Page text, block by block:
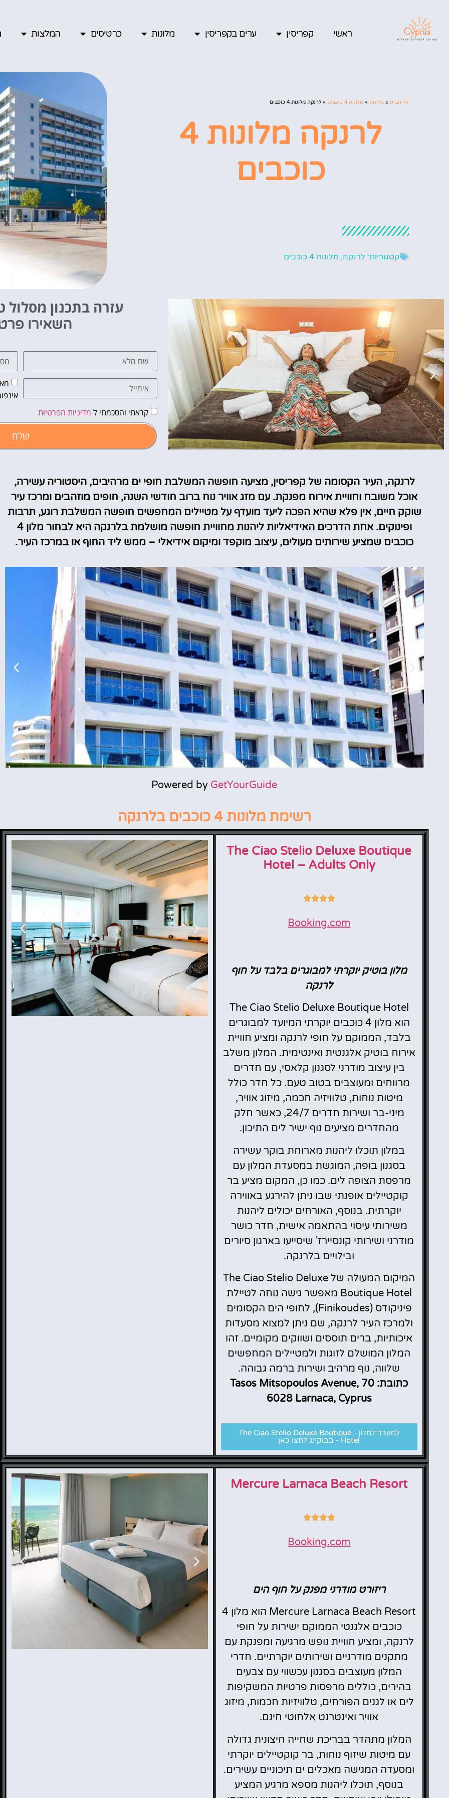
ראשי קפריסין ערים בקפריסין מלונות כרטיסים המלצות
דף הבית » מלונות » מלונות 4 כוכבים »לרנקה מלונות 4 כוכבים
לרנקה מלונות 4
כוכבים
קטגוריות: לרנקה, מלונות 4 כוכבים
מלונות
מציאת מלון
מומלץ?
פה!
טיסות
מציאת
טיסה זולה?
לחצו
פה!
עזרה בתכנון מסלול
השאירו
קראתי והסכמתי ל מדיניות הפרטיות
שלח
לרנקה, העיר הקסומה של קפריסין, מציעה חופשה המשלבת חופי ים מרהיבים, היסטוריה עשירה,
אוכל משובח וחוויית אירוח מפנקת. עם מזג אוויר נוח ברוב חודשי השנה, חופים מוזהבים ומרכז עיר
שוקק חיים, אין פלא שהיא הפכה ליעד מועדף על מטיילים המחפשים חופשה המשלבת רוגע, תרבות
ופינוקים. אחת הדרכים האידיאליות ליהנות מחוויית חופשה מושלמת בלרנקה היא לבחור מלון 4
כוכבים שמציע שירותים מעולים, עיצוב מוקפד ומיקום אידיאלי – ממש ליד החוף או במרכז העיר.
Hotel - Adults Only
Powered by GetYourGuide
רשימת מלונות 4 כוכבים בלרנקה
The Ciao Stelio Deluxe Boutique
Hotel – Adults Only
Booking.com
מלון בוטיק יוקרתי למבוגרים בלבד על חוף
לרנקה
The Ciao Stelio Deluxe Boutique Hotel
הוא מלון 4 כוכבים יוקרתי המיועד למבוגרים
בלבד, הממוקם על חופי לרנקה ומציע חוויית
אירוח בוטיק אלגנטית ואינטימית. המלון משלב
בין עיצוב מודרני לסגנון קלאסי, עם חדרים
מרווחים ומעוצבים בטוב טעם. כל חדר כולל
מיטות נוחות, טלוויזיה חכמה, מיזוג אוויר,
מיני-בר ושירות חדרים 24/7, כאשר חלק
מהחדרים מציעים נוף ישיר לים התיכון.
במלון תוכלו ליהנות מארוחת בוקר עשירה
בסגנון בופה, המוגשת במסעדת המלון עם
מרפסת הצופה לים. כמו כן, המקום מציע בר
קוקטיילים אופנתי שבו ניתן להירגע באווירה
יוקרתית. בנוסף, האורחים יכולים ליהנות
משירותי עיסוי בהתאמה אישית, חדר כושר
מודרני ושירותי קונסיירז' שיסייעו בארגון סיורים
ובילויים בלרנקה.
המיקום המעולה של The Ciao Stelio Deluxe
Boutique Hotel מאפשר גישה נוחה לטיילת
פיניקודס (Finikoudes), לחופי הים הקסומים
ולמרכז העיר לרנקה, שם ניתן למצוא מסעדות
איכותיות, ברים תוססים ושווקים מקומיים. זהו
המלון המושלם לזוגות ולמטיילים המחפשים
שלווה, נוף מרהיב ושירות ברמה גבוהה.
כתובת: 70 Tasos Mitsopoulos Avenue,
6028 Larnaca, Cyprus
למעבר למלון - The Ciao Stelio Deluxe Boutique
Hotel - בבוקינג לחצו כאן
Mercure Larnaca Beach Resort
Booking.com
ריזורט מודרני מפנק על חוף הים
Mercure Larnaca Beach Resort הוא מלון 4
כוכבים אלגנטי הממוקם ישירות על חופי
לרנקה, ומציע חוויית נופש מרגיעה ומפנקת עם
מתקנים מודרניים ושירותים יוקרתיים. חדרי
המלון מעוצבים בסגנון עכשווי עם צבעים
בהירים, כוללים מרפסות פרטיות המשקיפות
לים או לגנים הפורחים, טלוויזיות חכמות, מיזוג
אוויר ואינטרנט אלחוטי חינם.
המלון מתהדר בבריכת שחייה חיצונית גדולה
עם מיטות שיזוף נוחות, בר קוקטיילים יוקרתי
ומסעדה המגישה מאכלים ים תיכוניים עשירים.
בנוסף, תוכלו ליהנות מספא מרגיע המציע